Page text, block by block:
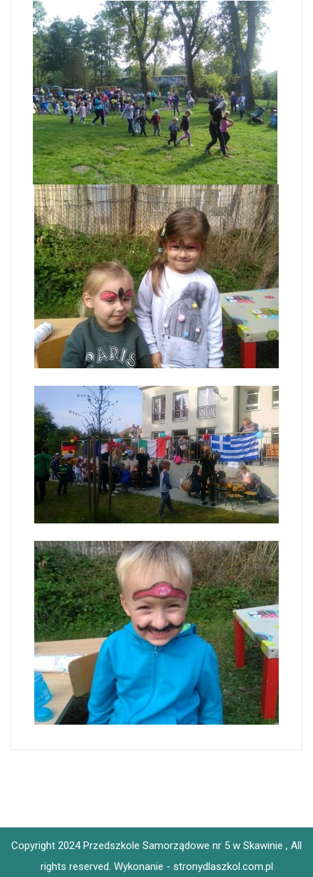
Copyright 2024 Przedszkole Samorządowe nr 5 w Skawinie , All
rights reserved. Wykonanie - stronydlaszkol.com.pl